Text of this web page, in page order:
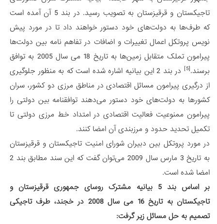
تاجیکستان و قرقیزستان به تصویب رسید. در بند 5 آن آمده است
که طرف‌ها به دولت‌های خود دستور خواهند داد تا در مورد پیش
نویس پروتکل اعمال تغییرات و اضافات در تفاهم نامه بین دولت‌ها
پیرامون تملک متقابل زمین‌ها به تاریخ 18 می سال 2005 به توافق
برسند.[5]
در بند 2 این بیانیه اشاره شده است که به منظور جلوگیری
از درگیری پیرامون مسائل اقتصادی در مناطق مرزی دو کشور، سران
کشورها به دولت‌های خود دستور می‌دهند توافقنامه بین دولتی را
پیرامون ممنوعیت فعالیت اقتصادی در امتداد خط مرزی دولتی تا
تکمیل تحدید حدود و مرزبندی آن امضا کنند.
در مورد پروتکل بین دبیران شورای امنیت تاجیکستان و قرقیزستان
به تاریخ 3 مارس سال 2009 می‌توان گفت که این سند مطابق بند 2
امضا شده است.
بر اساس بند 5 بیانیه مشترک روسای جمهوری قرقیزستان و
تاجیکستان به تاریخ 16 می سال 2008 در خجند، طرف تاجیکی
تصمیم به حل مسائل زیر گرفت: